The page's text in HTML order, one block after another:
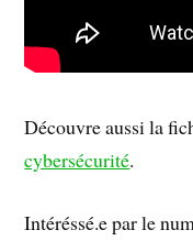
Découvre aussi la
cybersécurité.
Intéréssé.e par le